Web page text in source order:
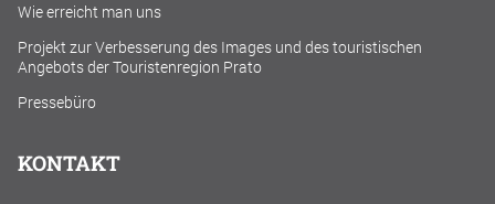
Wie erreicht man uns
Projekt zur Verbesserung des Images und des touristischen
Angebots der Touristenregion Prato
Pressebüro
KONTAKT